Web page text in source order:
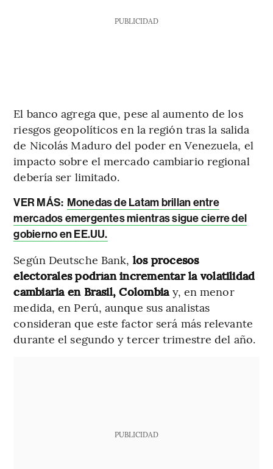
PUBLICIDAD
El banco agrega que, pese al aumento de los
riesgos geopolíticos en la región tras la salida
de Nicolás Maduro del poder en Venezuela, el
impacto sobre el mercado cambiario regional
debería ser limitado.
VER MÁS: Monedas de Latam brillan entre
mercados emergentes mientras sigue cierre del
gobierno en EE.UU.
Según Deutsche Bank, los procesos
electorales podrían incrementar la volatilidad
cambiaria en Brasil, Colombia y, en menor
medida, en Perú, aunque sus analistas
consideran que este factor será más relevante
durante el segundo y tercer trimestre del año.
PUBLICIDAD